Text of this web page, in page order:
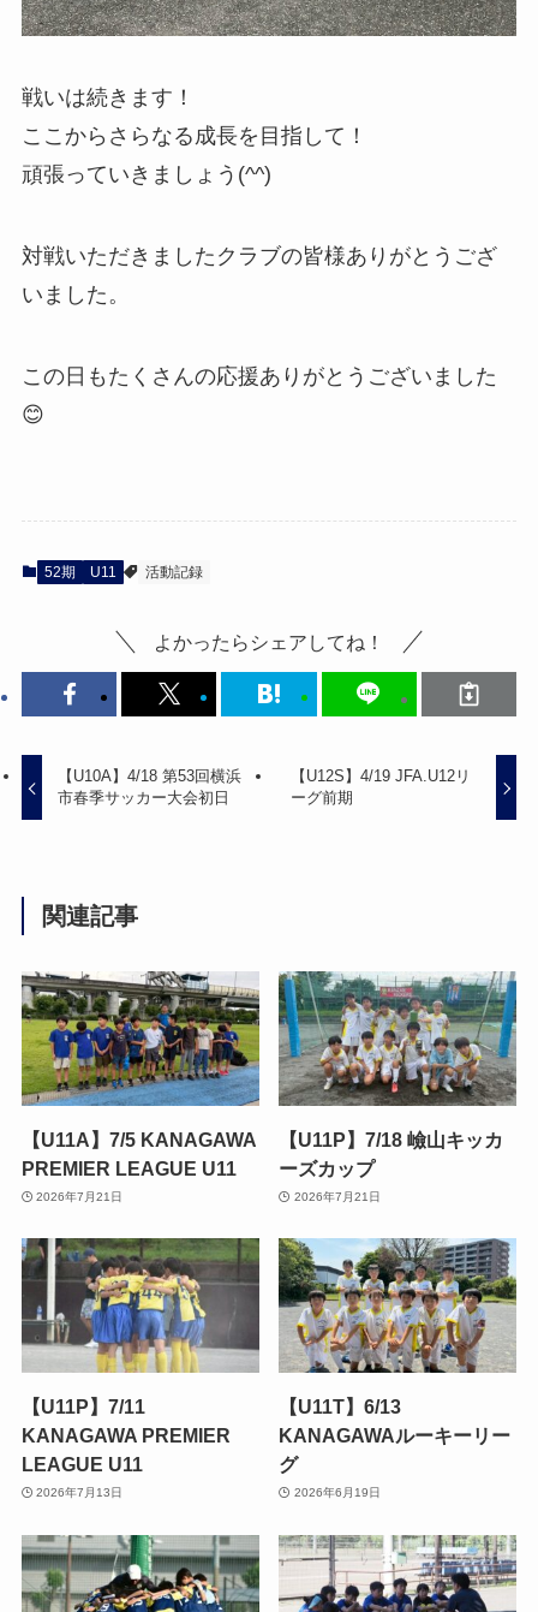
戦いは続きます！
ここからさらなる成長を目指して！
頑張っていきましょう(^^)
対戦いただきましたクラブの皆様ありがとうござ
いました。
この日もたくさんの応援ありがとうございました
😊
52期 U11 活動記録
よかったらシェアしてね！
【U10A】4/18 第53回横浜
市春季サッカー大会初日
【U12S】4/19 JFA.U12リ
ーグ前期
関連記事
【U11A】7/5 KANAGAWA
PREMIER LEAGUE U11
2026年7月21日
【U11P】7/18 嶮山キッカ
ーズカップ
2026年7月21日
【U11P】7/11
KANAGAWA PREMIER
LEAGUE U11
2026年7月13日
【U11T】6/13
KANAGAWAルーキーリー
グ
2026年6月19日